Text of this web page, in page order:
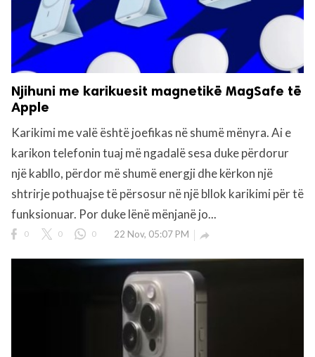
Njihuni me karikuesit magnetikë MagSafe të
Apple
Karikimi me valë është joefikas në shumë mënyra. Ai e
karikon telefonin tuaj më ngadalë sesa duke përdorur
një kabllo, përdor më shumë energji dhe kërkon një
shtrirje pothuajse të përsosur në një bllok karikimi për të
funksionuar. Por duke lënë mënjanë jo...
0 0 0 22 Nov, 05:07 PM 